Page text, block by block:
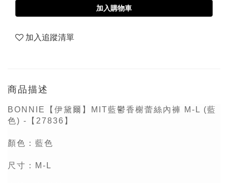
加入購物車
加入追蹤清單
商品描述
BONNIE【伊黛爾】MIT藍鬱香榭蕾絲內褲 M-L (藍
色) -【27836】
顏色：藍色
尺寸：M-L